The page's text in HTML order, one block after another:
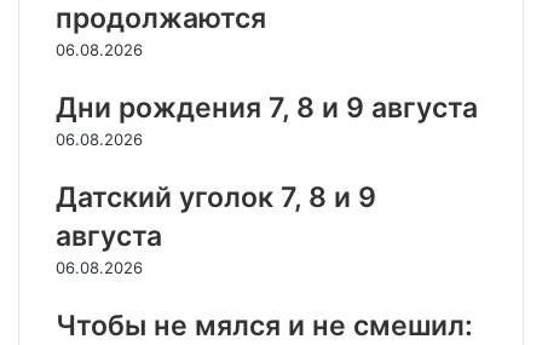
продолжаются
06.08.2026
Дни рождения 7, 8 и 9 августа
06.08.2026
Датский уголок 7, 8 и 9
августа
06.08.2026
Чтобы не мялся и не смешил: